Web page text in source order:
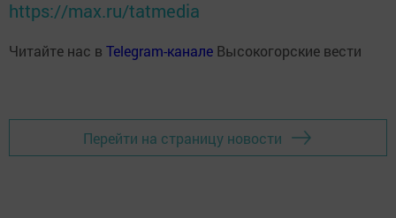
https://max.ru/tatmedia
Читайте нас в Telegram-канале Высокогорские вести
Перейти на страницу новости